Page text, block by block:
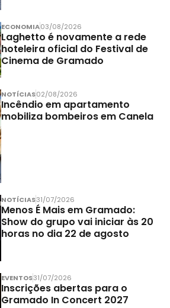
ECONOMIA03/08/2026
Laghetto é novamente a rede
hoteleira oficial do Festival de
Cinema de Gramado
NOTÍCIAS02/08/2026
Incêndio em apartamento
mobiliza bombeiros em Canela
NOTÍCIAS31/07/2026
Menos É Mais em Gramado:
Show do grupo vai iniciar às 20
horas no dia 22 de agosto
EVENTOS31/07/2026
Inscrições abertas para o
Gramado In Concert 2027